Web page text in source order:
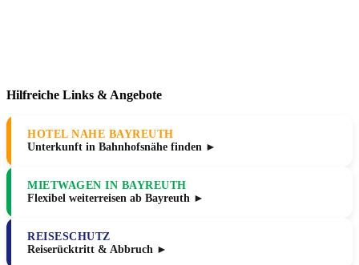
Hilfreiche Links & Angebote
HOTEL NAHE BAYREUTH
Unterkunft in Bahnhofsnähe finden ►
MIETWAGEN IN BAYREUTH
Flexibel weiterreisen ab Bayreuth ►
REISESCHUTZ
Reiserücktritt & Abbruch ►